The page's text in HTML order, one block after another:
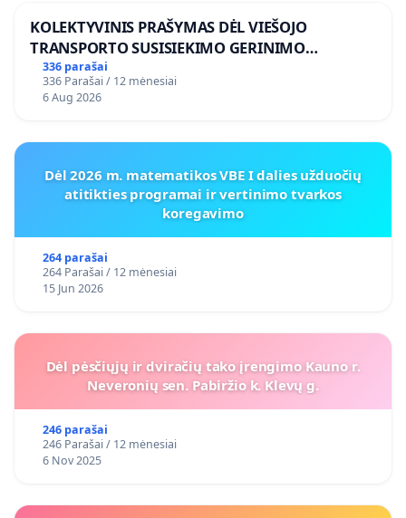
KOLEKTYVINIS PRAŠYMAS DĖL VIEŠOJO
TRANSPORTO SUSISIEKIMO GERINIMO
VOSYLIUKŲ KAIME
336 parašai
336 Parašai / 12 mėnesiai
6 Aug 2026
Dėl 2026 m. matematikos VBE I dalies užduočių
atitikties programai ir vertinimo tvarkos
koregavimo
264 parašai
264 Parašai / 12 mėnesiai
15 Jun 2026
Dėl pėsčiųjų ir dviračių tako įrengimo Kauno r.
Neveronių sen. Pabiržio k. Klevų g.
246 parašai
246 Parašai / 12 mėnesiai
6 Nov 2025